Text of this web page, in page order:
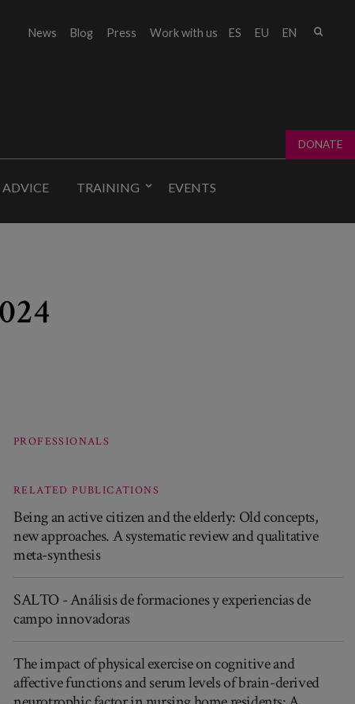
ES EU EN
News Blog Press Work with us
DONATE
TRAINING EVENTS
PROFESSIONALS
RELATED PUBLICATIONS
Being an active citizen and the elderly: Old concepts,
new approaches. A systematic review and qualitative
meta-synthesis
SALTO - Análisis de formaciones y experiencias de
campo innovadoras
The impact of physical exercise on cognitive and
affective functions and serum levels of brain-derived